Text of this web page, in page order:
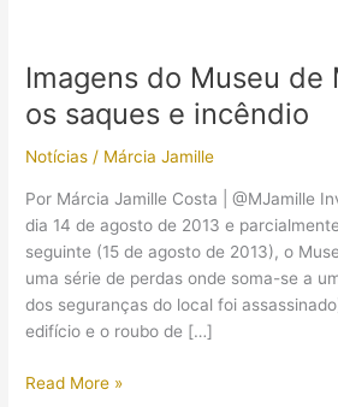
Imagens do Museu de
os saques e incêndio
Notícias / Márcia Jamille
Por Márcia Jamille Costa | @MJamille
dia 14 de agosto de 2013 e
seguinte (15 de agosto de 2013), o
uma série de perdas onde soma-se a
dos seguranças do local foi
edifício e o roubo de […]
Imagens
Read More »